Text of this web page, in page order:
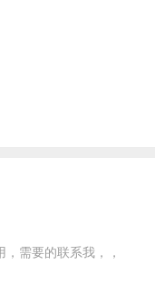
需要的联系我，，